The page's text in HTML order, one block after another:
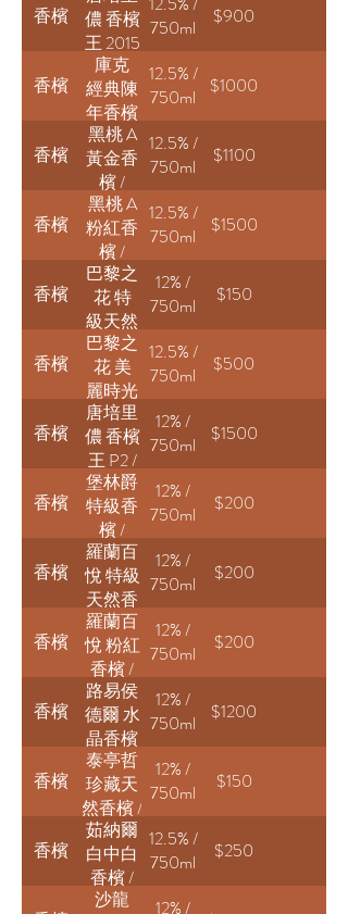
Clicquot
Yellow
Label
香檳
儂 香檳
王 2015
/ Dom
Pérignon
Brut
750ml
$900
香檳
庫克
經典陳
年香檳
/ Krug
Grande
Cuvée
NV
12.5% /
750ml
$1000
香檳
黑桃 A
黃金香
檳 /
Armand
de
Brignac
Ace of
Spades
Gold
12.5% /
750ml
$1100
香檳
黑桃 A
粉紅香
檳 /
Armand
de
Brignac
Brut
Rosé
12.5% /
750ml
$1500
香檳
巴黎之
花 特
級天然
香檳 /
Perrier-
Jouët
Grand
Brut
12% /
750ml
$150
香檳
巴黎之
花 美
麗時光
2014 /
Perrier-
Jouët
Belle
Epoque
12.5% /
750ml
$500
香檳
唐培里
儂 香檳
王 P2 /
Dom
Pérignon
Brut P2
12% /
750ml
$1500
香檳
堡林爵
特級香
檳 /
Bollinger
Special
Cuvée
Brut
12% /
750ml
$200
香檳
羅蘭百
悅 特級
天然香
檳 /
Laurent-
Perrier
La
Cuvée
12% /
750ml
$200
香檳
羅蘭百
悅 粉紅
香檳 /
Laurent-
Perrier
Cuvée
Rosé
12% /
750ml
$200
香檳
路易侯
德爾 水
晶香檳
2014 /
Louis
Roederer
Cristal
12% /
750ml
$1200
香檳
泰亭哲
珍藏天
然香檳 /
Taittinger
Brut
Réserve
12% /
750ml
$150
香檳
茹納爾
白中白
香檳 /
Ruinart
12.5% /
750ml
$250
沙龍
12% /